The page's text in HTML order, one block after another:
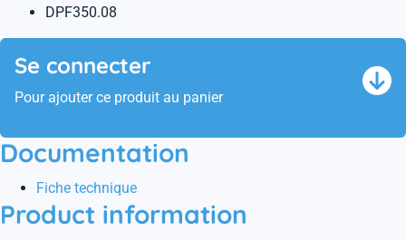
DPF350.08
Se connecter
Pour ajouter ce produit au panier
Documentation
Fiche technique
Product information